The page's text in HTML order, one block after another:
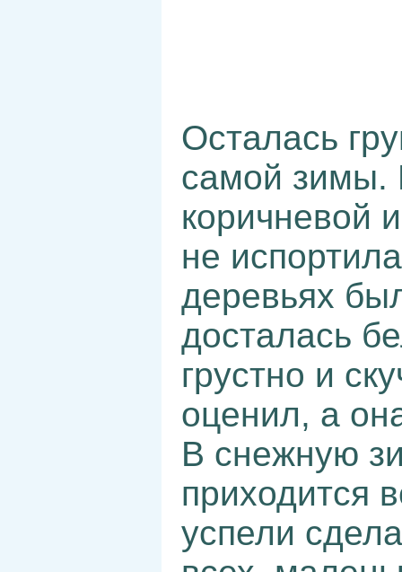
Осталась
самой зимы.
коричневой
не
деревьях
досталась
грустно и
оценил, а
В снежную
приходится
успели